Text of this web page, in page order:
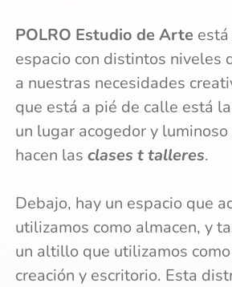
POLRO Estudio de Arte
espacio con distintos niveles
a nuestras necesidades
que está a pié de calle está
un lugar acogedor y
hacen lasclases t talleres.
Debajo, hay un espacio que
utilizamos como almacen, y
un altillo que utilizamos
creación y escritorio. Esta